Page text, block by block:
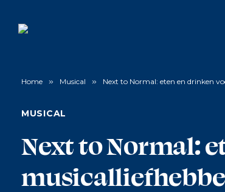
Home » Musical » Next to Normal: eten en drinken
MUSICAL
Next to Normal: